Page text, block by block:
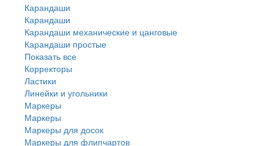
Карандаши
Карандаши
Карандаши механические и цанговые
Карандаши простые
Показать все
Корректоры
Ластики
Линейки и угольники
Маркеры
Маркеры
Маркеры для досок
Маркеры для флипчартов